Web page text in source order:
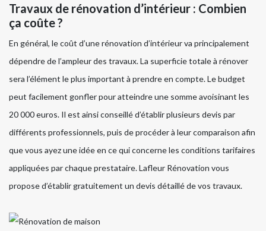
Travaux de rénovation d’intérieur : Combien
ça coûte ?
En général, le coût d’une rénovation d’intérieur va principalement
dépendre de l’ampleur des travaux. La superficie totale à rénover
sera l’élément le plus important à prendre en compte. Le budget
peut facilement gonfler pour atteindre une somme avoisinant les
20 000 euros. Il est ainsi conseillé d’établir plusieurs devis par
différents professionnels, puis de procéder à leur comparaison afin
que vous ayez une idée en ce qui concerne les conditions tarifaires
appliquées par chaque prestataire. Lafleur Rénovation vous
propose d’établir gratuitement un devis détaillé de vos travaux.